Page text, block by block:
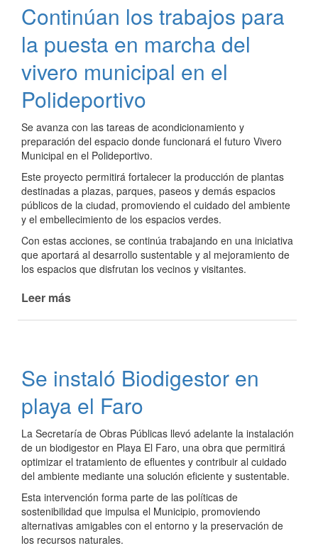
mejora
y
mantenimiento
barrio
Continúan los trabajos para
la puesta en marcha del
vivero municipal en el
Polideportivo
Se avanza con las tareas de acondicionamiento y
preparación del espacio donde funcionará el futuro Vivero
Municipal en el Polideportivo.
Este proyecto permitirá fortalecer la producción de plantas
destinadas a plazas, parques, paseos y demás espacios
públicos de la ciudad, promoviendo el cuidado del ambiente
y el embellecimiento de los espacios verdes.
Con estas acciones, se continúa trabajando en una iniciativa
que aportará al desarrollo sustentable y al mejoramiento de
los espacios que disfrutan los vecinos y visitantes.
Leer más
la
puesta
en
del
vivero
municipal
en
el
Polideportivo
Se instaló Biodigestor en
playa el Faro
La Secretaría de Obras Públicas llevó adelante la instalación
de un biodigestor en Playa El Faro, una obra que permitirá
optimizar el tratamiento de efluentes y contribuir al cuidado
del ambiente mediante una solución eficiente y sustentable.
Esta intervención forma parte de las políticas de
sostenibilidad que impulsa el Municipio, promoviendo
alternativas amigables con el entorno y la preservación de
los recursos naturales.